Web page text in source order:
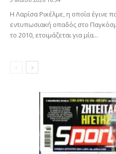
Η Λαρίσα Ρικέλμε, η οποία έγινε
εντυπωσιακή οπαδός στο
το 2010, ετοιμάζεται για μία...